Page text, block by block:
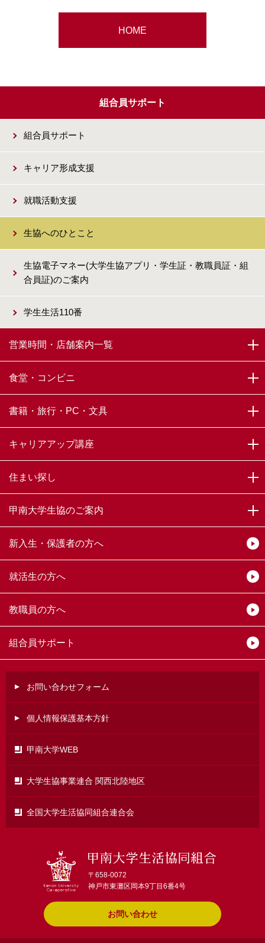
HOME
組合員サポート
組合員サポート
キャリア形成支援
就職活動支援
生協へのひとこと
生協電子マネー(大学生協アプリ・学生証・教職員証・組
合員証)のご案内
学生生活110番
営業時間・店舗案内一覧
食堂・コンビニ
書籍・旅行・PC・文具
キャリアアップ講座
住まい探し
甲南大学生協のご案内
新入生・保護者の方へ
就活生の方へ
教職員の方へ
組合員サポート
お問い合わせフォーム
個人情報保護基本方針
甲南大学WEB
大学生協事業連合 関西北陸地区
全国大学生活協同組合連合会
〒658-0072
神戸市東灘区岡本9丁目6番4号
お問い合わせ